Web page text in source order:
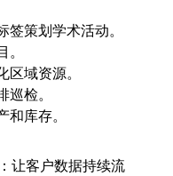
策划学术活动。
域资源。
检。
库存。
让客户数据持续流